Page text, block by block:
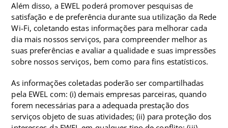
Além disso, a EWEL poderá promover pesquisas de
satisfação e de preferência durante sua utilização da Rede
Wi-Fi, coletando estas informações para melhorar cada
dia mais nossos serviços, para compreender melhor as
suas preferências e avaliar a qualidade e suas impressões
sobre nossos serviços, bem como para fins estatísticos.
As informações coletadas poderão ser compartilhadas
pela EWEL com: (i) demais empresas parceiras, quando
forem necessárias para a adequada prestação dos
serviços objeto de suas atividades; (ii) para proteção dos